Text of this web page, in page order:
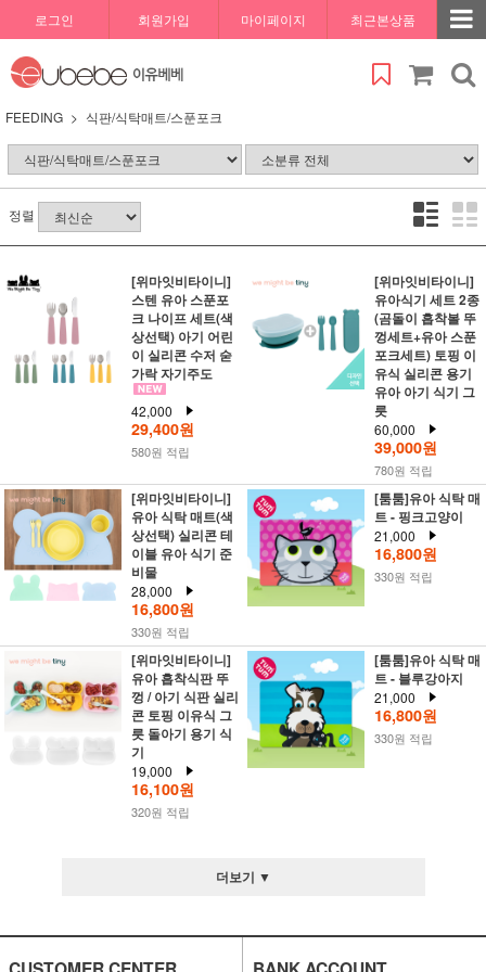
로그인 회원가입 마이페이지 최근본상품
FEEDING 식판/식탁매트/스푼포크
정렬
[위마잇비타이니]
스텐 유아 스푼포
크 나이프 세트(색
상선택) 아기 어린
이 실리콘 수저 숟
가락 자기주도
42,000
29,400원
580원 적립
[위마잇비타이니]
유아식기 세트 2종
(곰돌이 흡착볼 뚜
껑세트+유아 스푼
포크세트) 토핑 이
유식 실리콘 용기
유아 아기 식기 그
릇
60,000
39,000원
780원 적립
[위마잇비타이니]
유아 식탁 매트(색
상선택) 실리콘 테
이블 유아 식기 준
비물
28,000
16,800원
330원 적립
[툼툼]유아 식탁 매
트 - 핑크고양이
21,000
16,800원
330원 적립
[위마잇비타이니]
유아 흡착식판 뚜
껑 / 아기 식판 실리
콘 토핑 이유식 그
릇 돌아기 용기 식
기
19,000
16,100원
320원 적립
[툼툼]유아 식탁 매
트 - 블루강아지
21,000
16,800원
330원 적립
더보기 ▼